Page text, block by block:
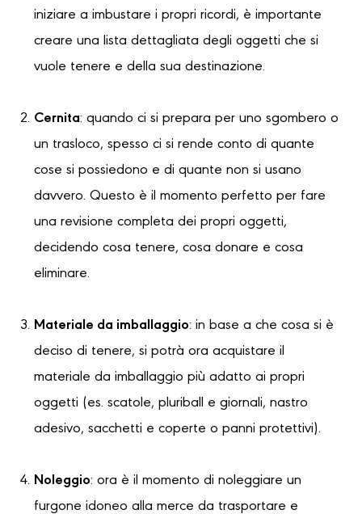
iniziare a imbustare i propri ricordi, è importante
creare una lista dettagliata degli oggetti che si
vuole tenere e della sua destinazione.
Cernita: quando ci si prepara per uno sgombero o
un trasloco, spesso ci si rende conto di quante
cose si possiedono e di quante non si usano
davvero. Questo è il momento perfetto per fare
una revisione completa dei propri oggetti,
decidendo cosa tenere, cosa donare e cosa
eliminare.
Materiale da imballaggio: in base a che cosa si è
deciso di tenere, si potrà ora acquistare il
materiale da imballaggio più adatto ai propri
oggetti (es. scatole, pluriball e giornali, nastro
adesivo, sacchetti e coperte o panni protettivi).
Noleggio: ora è il momento di noleggiare un
furgone idoneo alla merce da trasportare e